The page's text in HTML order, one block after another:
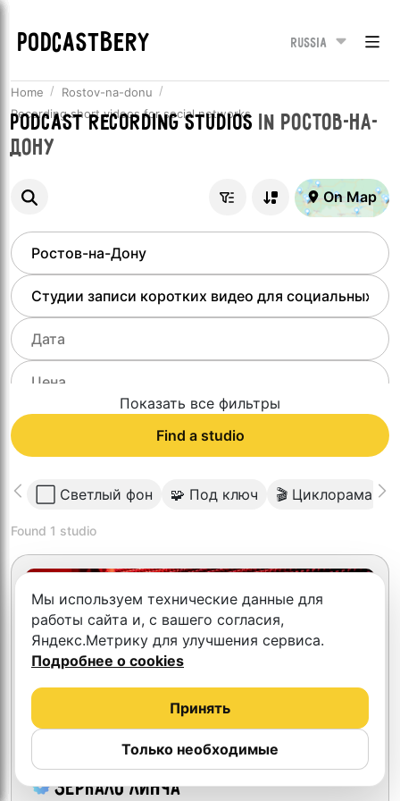
PODCASTBERY Russia
Home
Rostov-na-donu
Recording short videos for social networks
Podcast recording studios in Ростов-на-
Дону
On Map
Показать все фильтры
Find a studio
⬜️ Светлый фон 🧩 Под ключ 🎬 Циклорама
Found 1 studio
Зеркало Линча
Мы используем технические данные для
работы сайта и, с вашего согласия,
Яндекс.Метрику для улучшения сервиса.
Подробнее о cookies
Только необходимые
Принять